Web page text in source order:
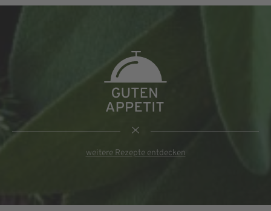
weitere Rezepte entdecken